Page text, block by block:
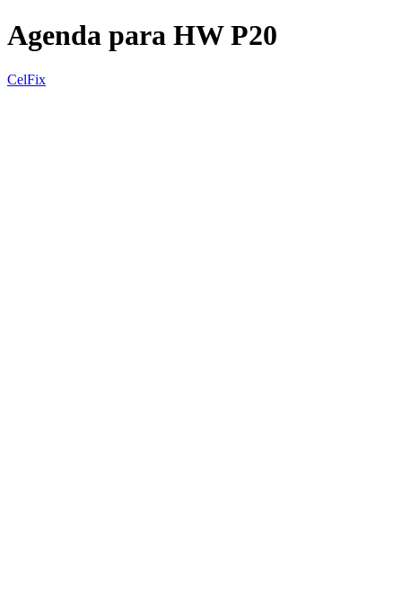
Agenda para HW P20
CelFix